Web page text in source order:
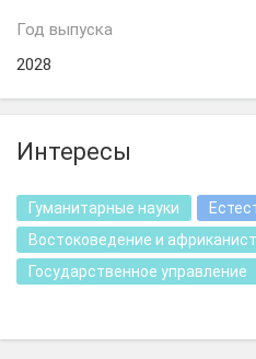
Год выпуска
2028
Интересы
Гуманитарные науки
Востоковедение и
Государственное управление